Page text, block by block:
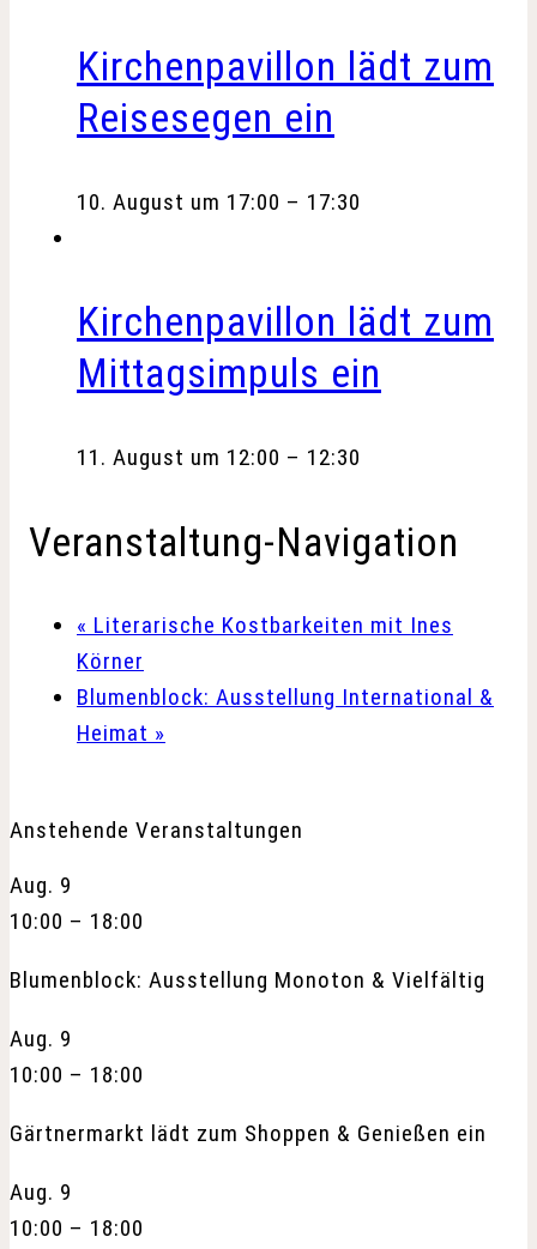
Kirchenpavillon lädt zum
Reisesegen ein
10. August um 17:00 – 17:30
Kirchenpavillon lädt zum
Mittagsimpuls ein
11. August um 12:00 – 12:30
Veranstaltung-Navigation
« Literarische Kostbarkeiten mit Ines
Körner
Blumenblock: Ausstellung International &
Heimat »
Anstehende Veranstaltungen
Aug. 9
10:00 – 18:00
Blumenblock: Ausstellung Monoton & Vielfältig
Aug. 9
10:00 – 18:00
Gärtnermarkt lädt zum Shoppen & Genießen ein
Aug. 9
10:00 – 18:00